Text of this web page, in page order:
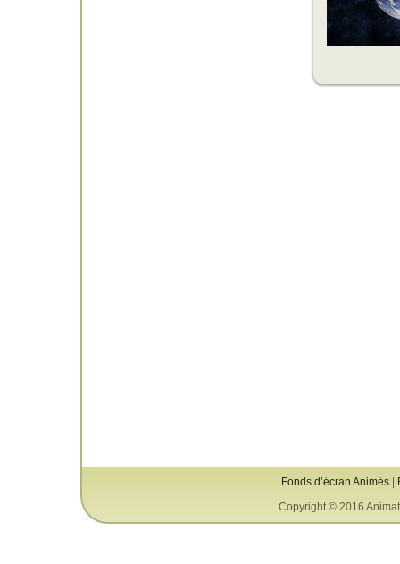
Fonds d’écran Animés|
Copyright © 2016